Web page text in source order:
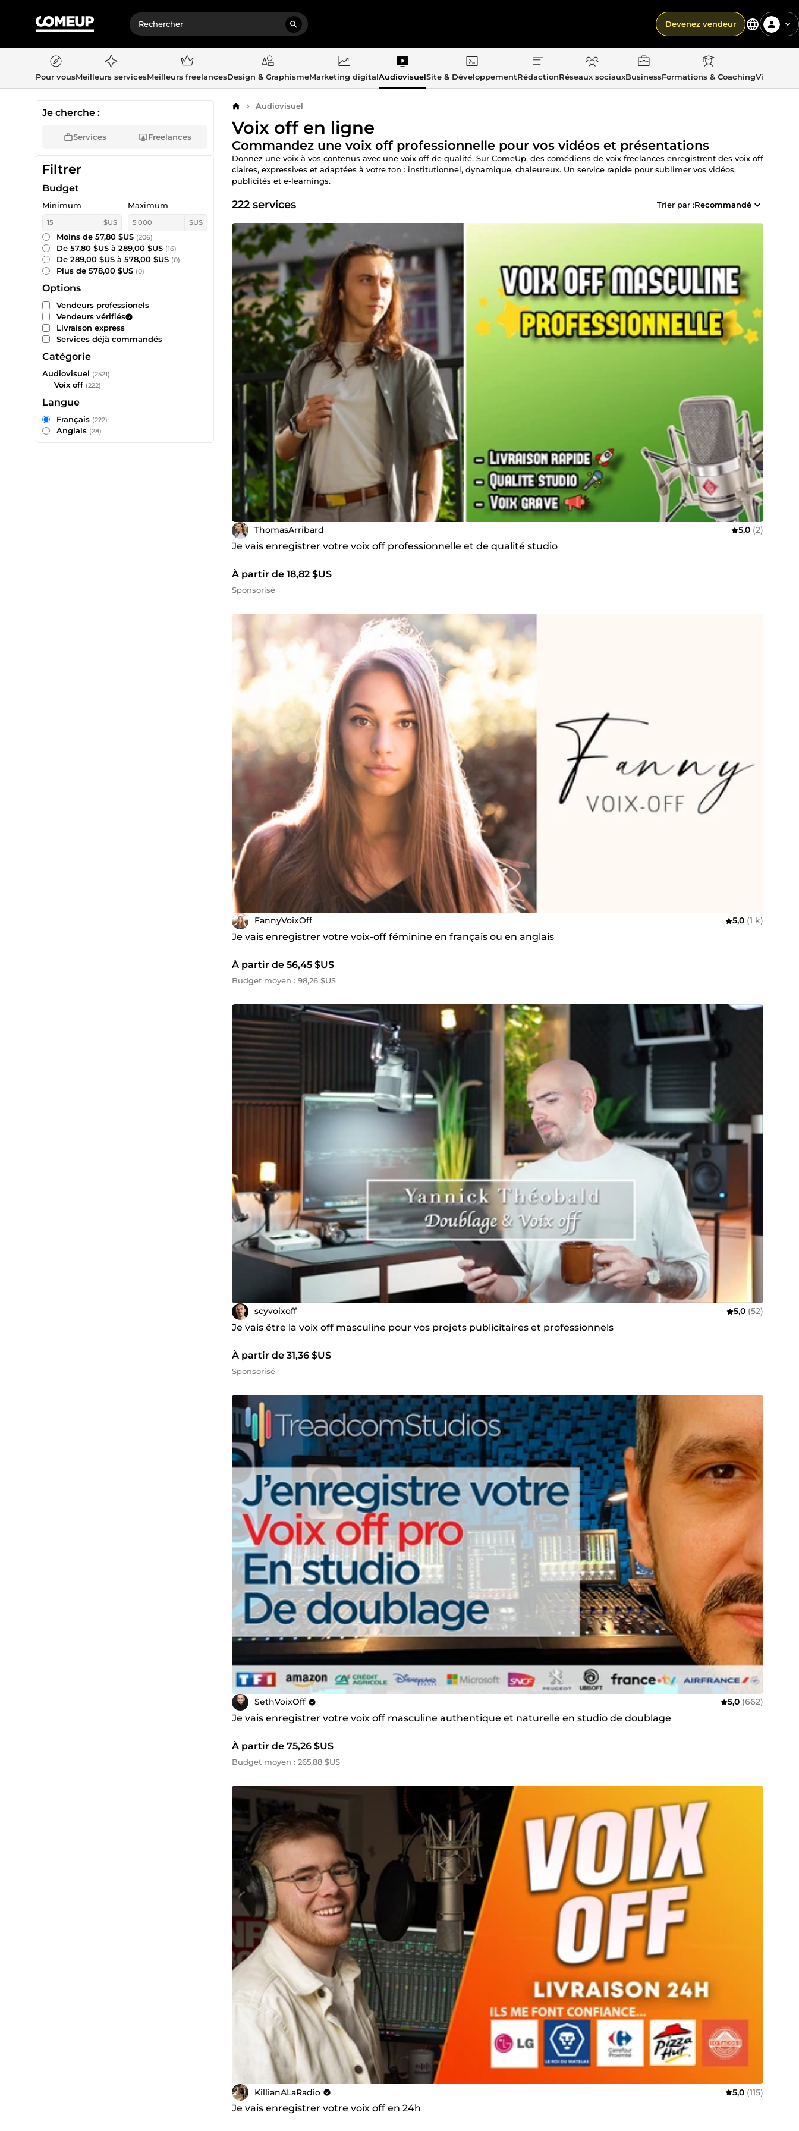
Devenez vendeur
Pour vousMeilleurs servicesMeilleurs freelancesDesign & GraphismeMarketing digitalAudiovisuelSite & DéveloppementRédactionRéseaux sociauxBusinessFormations & CoachingVie
AccueilAudiovisuel
Voix off en ligne
Commandez une voix off professionnelle pour vos vidéos et présentations
Donnez une voix à vos contenus avec une voix off de qualité. Sur ComeUp, des comédiens de voix freelances enregistrent des voix off
claires, expressives et adaptées à votre ton : institutionnel, dynamique, chaleureux. Un service rapide pour sublimer vos vidéos,
publicités et e-learnings.
222 services Trier par :Recommandé
ThomasArribard 5,0 (2)
Je vais enregistrer votre voix off professionnelle et de qualité studio
À partir de 18,82 $US
Sponsorisé
FannyVoixOff 5,0 (1 k)
Je vais enregistrer votre voix-off féminine en français ou en anglais
À partir de 56,45 $US
Budget moyen : 98,26 $US
scyvoixoff 5,0 (52)
Je vais être la voix off masculine pour vos projets publicitaires et professionnels
À partir de 31,36 $US
Sponsorisé
SethVoixOff 5,0 (662)
Je vais enregistrer votre voix off masculine authentique et naturelle en studio de doublage
À partir de 75,26 $US
Budget moyen : 265,88 $US
KillianALaRadio 5,0 (115)
Je vais enregistrer votre voix off en 24h
Je cherche :
Services Freelances
Filtrer
Budget
Minimum
$US
Maximum
$US
Moins de 57,80 $US (206)
De 57,80 $US à 289,00 $US (16)
De 289,00 $US à 578,00 $US (0)
Plus de 578,00 $US (0)
Options
Vendeurs professionels
Vendeurs vérifiés
Livraison express
Services déjà commandés
Catégorie
Audiovisuel (2521)
Voix off (222)
Langue
Français (222)
Anglais (28)